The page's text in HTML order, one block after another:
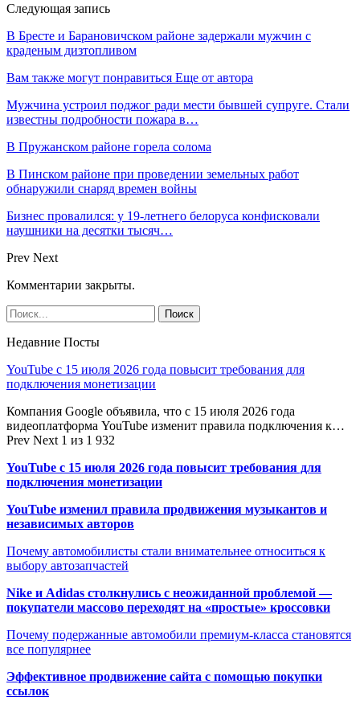
Следующая запись
В Бресте и Барановичском районе задержали мужчин с
краденым дизтопливом
Вам также могут понравиться Еще от автора
Мужчина устроил поджог ради мести бывшей супруге. Стали
известны подробности пожара в…
В Пружанском районе горела солома
В Пинском районе при проведении земельных работ
обнаружили снаряд времен войны
Бизнес провалился: у 19-летнего белоруса конфисковали
наушники на десятки тысяч…
Prev Next
Комментарии закрыты.
Недавние Посты
YouTube с 15 июля 2026 года повысит требования для
подключения монетизации
Компания Google объявила, что с 15 июля 2026 года
видеоплатформа YouTube изменит правила подключения к…
Prev Next 1 из 1 932
YouTube с 15 июля 2026 года повысит требования для
подключения монетизации
YouTube изменил правила продвижения музыкантов и
независимых авторов
Почему автомобилисты стали внимательнее относиться к
выбору автозапчастей
Nike и Adidas столкнулись с неожиданной проблемой —
покупатели массово переходят на «простые» кроссовки
Почему подержанные автомобили премиум-класса становятся
все популярнее
Эффективное продвижение сайта с помощью покупки
ссылок